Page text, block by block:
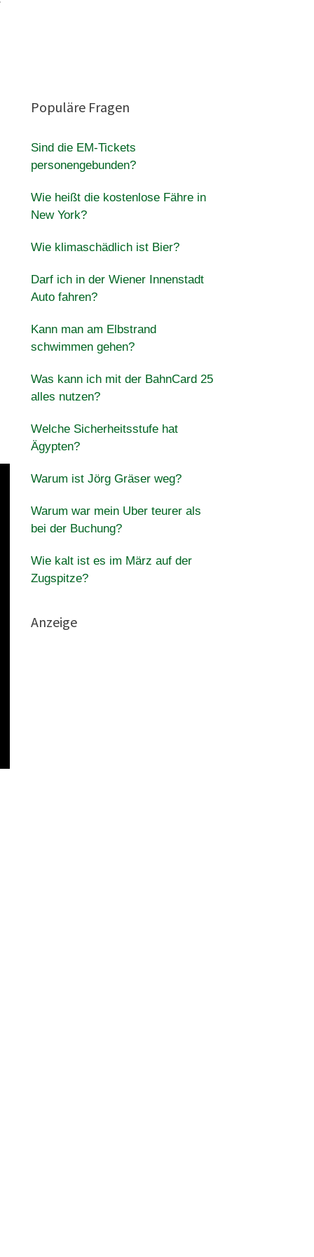
Populäre Fragen
Sind die EM-Tickets
personengebunden?
Wie heißt die kostenlose Fähre in
New York?
Wie klimaschädlich ist Bier?
Darf ich in der Wiener Innenstadt
Auto fahren?
Kann man am Elbstrand
schwimmen gehen?
Was kann ich mit der BahnCard 25
alles nutzen?
Welche Sicherheitsstufe hat
Ägypten?
Warum ist Jörg Gräser weg?
Warum war mein Uber teurer als
bei der Buchung?
Wie kalt ist es im März auf der
Zugspitze?
Anzeige